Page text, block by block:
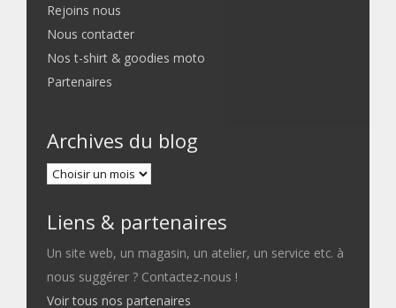
Rejoins nous
Nous contacter
Nos t-shirt & goodies moto
Partenaires
Archives du blog
Liens & partenaires
Un site web, un magasin, un atelier, un service etc. à
nous suggérer ? Contactez-nous !
Voir tous nos partenaires